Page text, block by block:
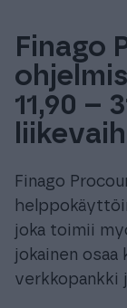
Finago
11,90 –
Finago
joka toimii
jokainen osaa
verkkopankki